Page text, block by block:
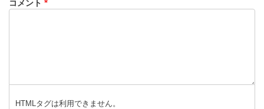
コメント
HTMLタグは利用できません。